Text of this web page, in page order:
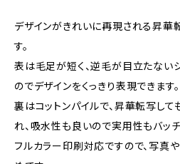
デザインがきれいに再現される昇華
す。
表は毛足が短く、逆毛が目立たない
のでデザインをくっきり表現できます。
裏はコットンパイルで、昇華転写し
れ、吸水性も良いので実用性もバッチ
フルカラー印刷対応ですので、写真